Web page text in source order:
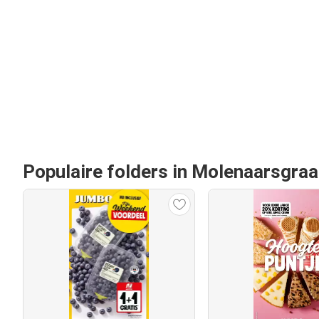
Populaire folders in